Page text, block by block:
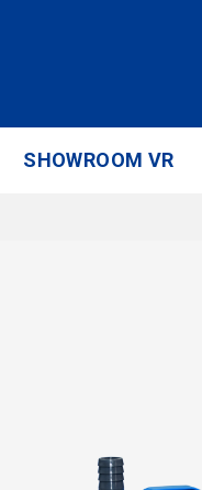
SHOWROOM VR